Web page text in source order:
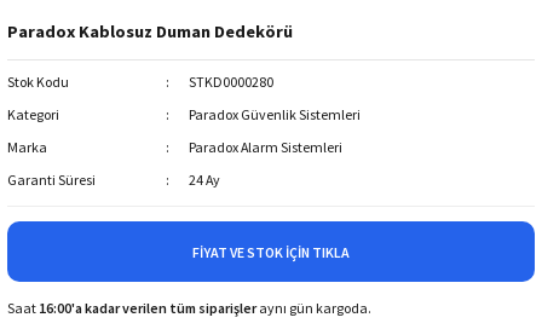
Paradox Kablosuz Duman Dedekörü
Stok Kodu
STKD0000280
Kategori
Paradox Güvenlik Sistemleri
Marka
Paradox Alarm Sistemleri
Garanti Süresi
24 Ay
FIYAT VE STOK İÇIN TIKLA
Saat 16:00'a kadar verilen tüm siparişleraynı gün kargoda.